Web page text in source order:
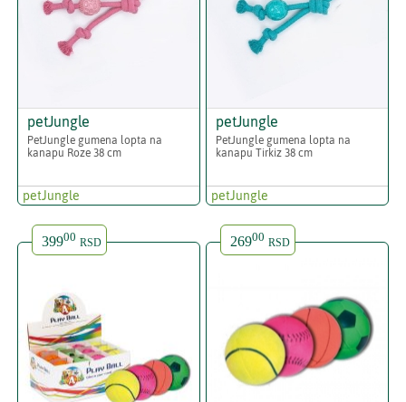
petJungle
PetJungle gumena lopta na
kanapu Roze 38 cm
petJungle
petJungle
PetJungle gumena lopta na
kanapu Tirkiz 38 cm
petJungle
39900 RSD 26900 RSD